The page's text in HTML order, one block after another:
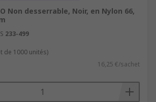
Non desserrable, Noir, en Nylon 66,
233-499
de 1000 unités)
16,25 €/sachet